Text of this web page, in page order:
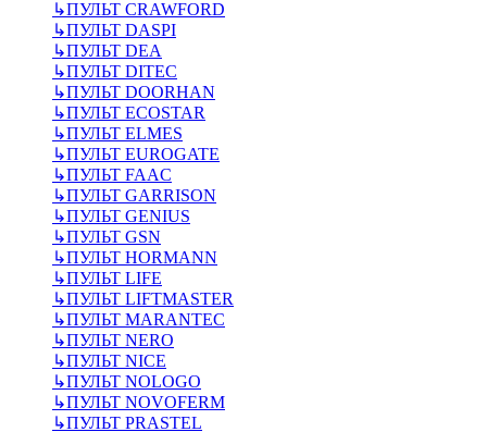
↳ПУЛЬТ CRAWFORD
↳ПУЛЬТ DASPI
↳ПУЛЬТ DEA
↳ПУЛЬТ DITEC
↳ПУЛЬТ DOORHAN
↳ПУЛЬТ ECOSTAR
↳ПУЛЬТ ELMES
↳ПУЛЬТ EUROGATE
↳ПУЛЬТ FAAC
↳ПУЛЬТ GARRISON
↳ПУЛЬТ GENIUS
↳ПУЛЬТ GSN
↳ПУЛЬТ HORMANN
↳ПУЛЬТ LIFE
↳ПУЛЬТ LIFTMASTER
↳ПУЛЬТ MARANTEC
↳ПУЛЬТ NERO
↳ПУЛЬТ NICE
↳ПУЛЬТ NOLOGO
↳ПУЛЬТ NOVOFERM
↳ПУЛЬТ PRASTEL